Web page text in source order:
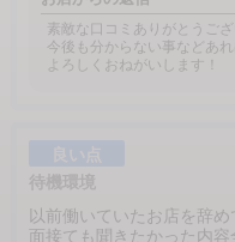
素敵な口コミありがとうござ
今後も分からない事などあ
よろしくおねがいします！
待機環境
以前働いていたお店を辞
面接ても聞きたかった内容